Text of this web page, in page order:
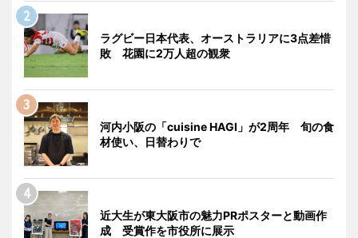
ラグビー日本代表、オーストラリアに3点差惜
敗 花園に2万人超の観衆
河内小阪の「cuisine HAGI」が2周年 旬の食
材使い、日替わりで
近大生が東大阪市の魅力PRポスターと動画作
成 受賞作を市役所に展示